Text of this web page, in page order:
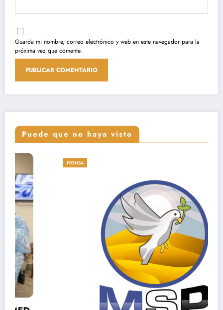
Guarda mi nombre, correo electrónico y web en este navegador para la
próxima vez que comente.
Puede que no haya visto